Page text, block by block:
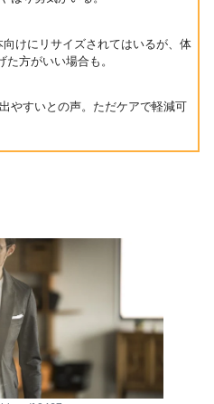
けにリサイズされてはいるが、体
方がいい場合も。
すいとの声。ただケアで軽減可